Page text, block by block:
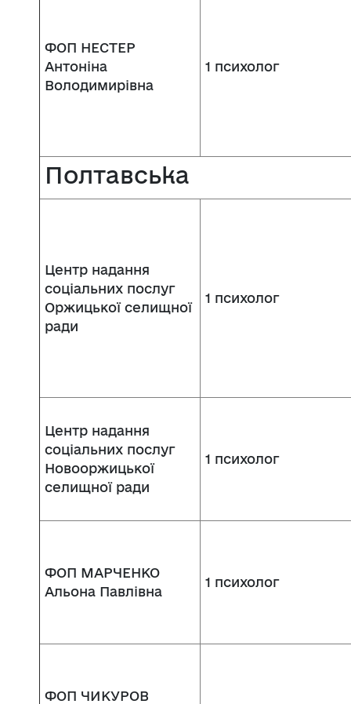
ФОП НЕСТЕР
Антоніна
Володимирівна
1 психолог
Полтавська
Центр надання
соціальних послуг
Оржицької селищної
ради
1 психолог
Центр надання
соціальних послуг
Новооржицької
селищної ради
1 психолог
ФОП МАРЧЕНКО
Альона Павлівна
1 психолог
ФОП ЧИКУРОВ